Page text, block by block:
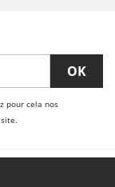
pour cela nos